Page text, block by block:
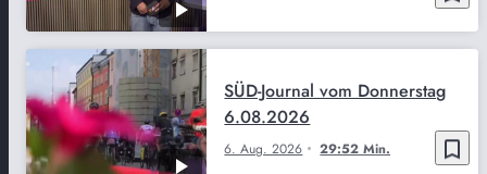
bookmark_border
6. Aug. 2026 29:52 Min.
SÜD-Journal vom Donnerstag
6.08.2026